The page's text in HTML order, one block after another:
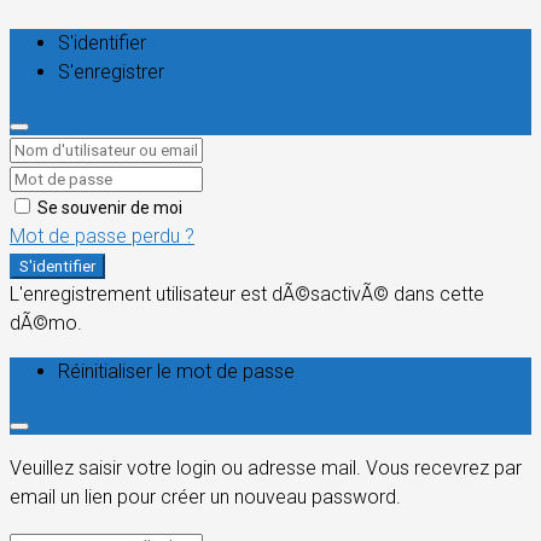
S'identifier
S'enregistrer
Se souvenir de moi
Mot de passe perdu ?
S'identifier
L'enregistrement utilisateur est dÃ©sactivÃ© dans cette
dÃ©mo.
Réinitialiser le mot de passe
Veuillez saisir votre login ou adresse mail. Vous recevrez par
email un lien pour créer un nouveau password.